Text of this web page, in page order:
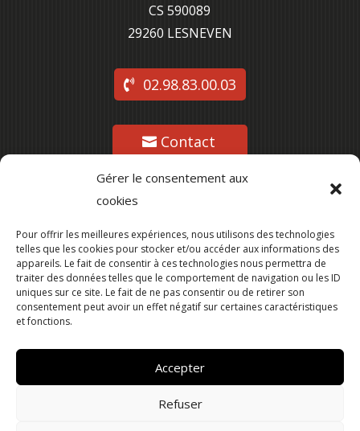
Gérer le consentement aux
cookies
Pour offrir les meilleures expériences, nous utilisons des technologies
telles que les cookies pour stocker et/ou accéder aux informations des
appareils. Le fait de consentir à ces technologies nous permettra de
traiter des données telles que le comportement de navigation ou les ID
uniques sur ce site. Le fait de ne pas consentir ou de retirer son
consentement peut avoir un effet négatif sur certaines caractéristiques
et fonctions.
Accepter
Refuser
CS 590089
29260 LESNEVEN
02.98.83.00.03
Contact